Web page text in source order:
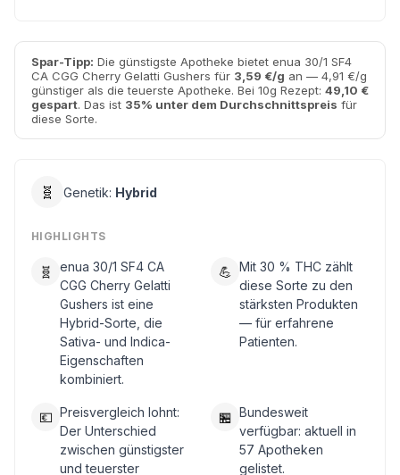
Spar-Tipp: Die günstigste Apotheke bietet enua 30/1 SF4
CA CGG Cherry Gelatti Gushers für 3,59 €/g an — 4,91 €/g
günstiger als die teuerste Apotheke. Bei 10g Rezept: 49,10 €
gespart. Das ist 35% unter dem Durchschnittspreis für
diese Sorte.
🧬 Genetik: Hybrid
HIGHLIGHTS
🧬
enua 30/1 SF4 CA
CGG Cherry Gelatti
Gushers ist eine
Hybrid-Sorte, die
Sativa- und Indica-
Eigenschaften
kombiniert.
💪 Mit 30 % THC zählt
diese Sorte zu den
stärksten Produkten
— für erfahrene
Patienten.
💶 Preisvergleich lohnt:
Der Unterschied
zwischen günstigster
und teuerster
🏪 Bundesweit
verfügbar: aktuell in
57 Apotheken
gelistet.